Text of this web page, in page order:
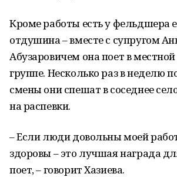
Кроме работы есть у фельдшера
отдушина – вместе с супругом
Абузаровичем она поет в
группе. Несколько раз в неделю
смены они спешат в соседнее
на распевки.
– Если люди довольны моей
здоровы – это лучшая награда
поет, – говорит Хазиева.